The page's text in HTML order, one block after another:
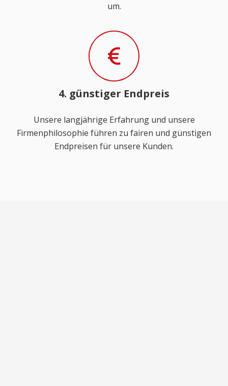
um.
4. günstiger Endpreis
Unsere langjährige Erfahrung und unsere
Firmenphilosophie führen zu fairen und günstigen
Endpreisen für unsere Kunden.